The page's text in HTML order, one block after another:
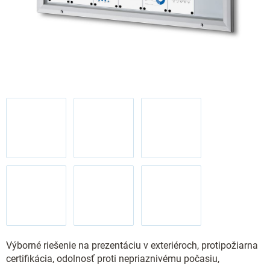
Výborné riešenie na prezentáciu v exteriéroch, protipožiarna
certifikácia, odolnosť proti nepriaznivému počasiu,